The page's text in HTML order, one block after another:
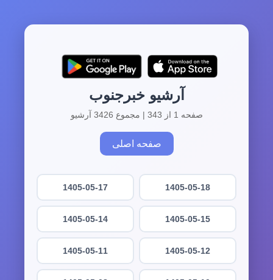
آرشیو خبرجنوب
صفحه 1 از 343 | مجموع 3426 آرشیو
صفحه اصلی
1405-05-18
1405-05-17
1405-05-15
1405-05-14
1405-05-12
1405-05-11